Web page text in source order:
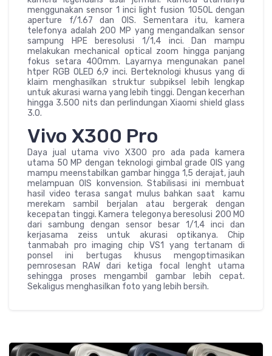
menggunakan sensor 1 inci light fusion 1050L dengan
aperture f/1.67 dan OIS. Sementara itu, kamera
telefonya adalah 200 MP yang mengandalkan sensor
sampung HPE beresolusi 1/1,4 inci. Dan mampu
melakukan mechanical optical zoom hingga panjang
fokus setara 400mm. Layarnya mengunakan panel
htper RGB OLED 6,9 inci. Berteknologi khusus yang di
klaim menghasilkan struktur subpiksel lebih lengkap
untuk akurasi warna yang lebih tinggi. Dengan kecerhan
hingga 3.500 nits dan perlindungan Xiaomi shield glass
3.0.
Vivo X300 Pro
Daya jual utama vivo X300 pro ada pada kamera
utama 50 MP dengan teknologi gimbal grade OIS yang
mampu meenstabilkan gambar hingga 1,5 derajat, jauh
melampuan OIS konvension. Stabilisasi ini membuat
hasil video terasa sangat mulus bahkan saat kamu
merekam sambil berjalan atau bergerak dengan
kecepatan tinggi. Kamera telegonya beresolusi 200 MO
dari sambung dengan sensor besar 1/1,4 inci dan
kerjasama zeiss untuk akurasi optikanya. Chip
tanmabah pro imaging chip VS1 yang tertanam di
ponsel ini bertugas khusus mengoptimasikan
pemrosesan RAW dari ketiga focal lenght utama
sehingga proses mengambil gambar lebih cepat.
Sekaligus menghasilkan foto yang lebih bersih.